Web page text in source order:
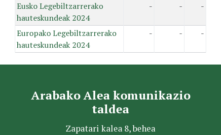
Eusko Legebiltzarrerako
hauteskundeak 2024
- - -
Europako Legebiltzarrerako
hauteskundeak 2024
- - -
Arabako Alea komunikazio
taldea
Zapatari kalea 8, behea